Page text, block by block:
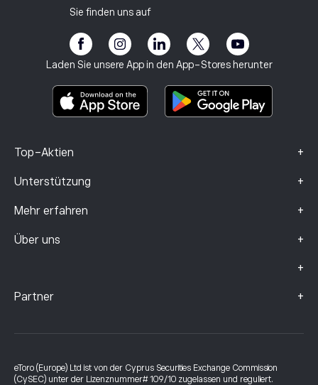
Sie finden uns auf
Laden Sie unsere App in den App-Stores herunter
Top-Aktien +
Unterstützung +
Schutzbedürftige Kunden
Mehr erfahren +
eToro Akademie
Über uns +
Impressum
+
Regulierung
Risikohinweis
Geschäftsbedingungen
Basisinformationsblatt
Beschwerdedaten (FCA-Kunden)
Partner +
Partnerprogramm
Anlageversicherung
eToro (Europe) Ltd ist von der Cyprus Securities Exchange Commission
(CySEC) unter der Lizenznummer# 109/10 zugelassen und reguliert.